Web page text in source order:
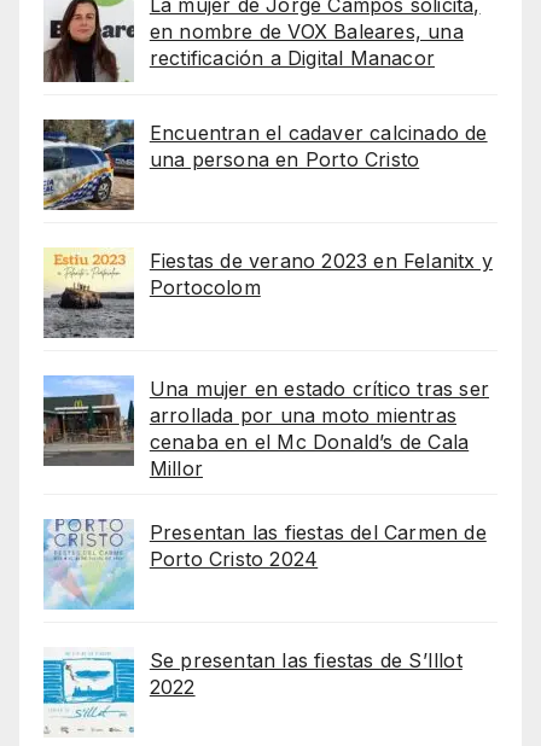
La mujer de Jorge Campos solicita,
en nombre de VOX Baleares, una
rectificación a Digital Manacor
Encuentran el cadaver calcinado de
una persona en Porto Cristo
Fiestas de verano 2023 en Felanitx y
Portocolom
Una mujer en estado crítico tras ser
arrollada por una moto mientras
cenaba en el Mc Donald’s de Cala
Millor
Presentan las fiestas del Carmen de
Porto Cristo 2024
Se presentan las fiestas de S’Illot
2022